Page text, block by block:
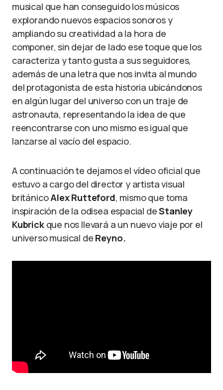
musical que han conseguido los músicos
explorando nuevos espacios sonoros y
ampliando su creatividad a la hora de
componer, sin dejar de lado ese toque que los
caracteriza y tanto gusta a sus seguidores,
además de una letra que nos invita al mundo
del protagonista de esta historia ubicándonos
en algún lugar del universo con un traje de
astronauta, representando la idea de que
reencontrarse con uno mismo es igual que
lanzarse al vacío del espacio.
A continuación te dejamos el vídeo oficial que
estuvo a cargo del director y artista visual
británicoAlex Rutteford, mismo que toma
inspiración de la odisea espacial deStanley
Kubrickque nos llevará a un nuevo viaje por el
universo musical de Reyno.